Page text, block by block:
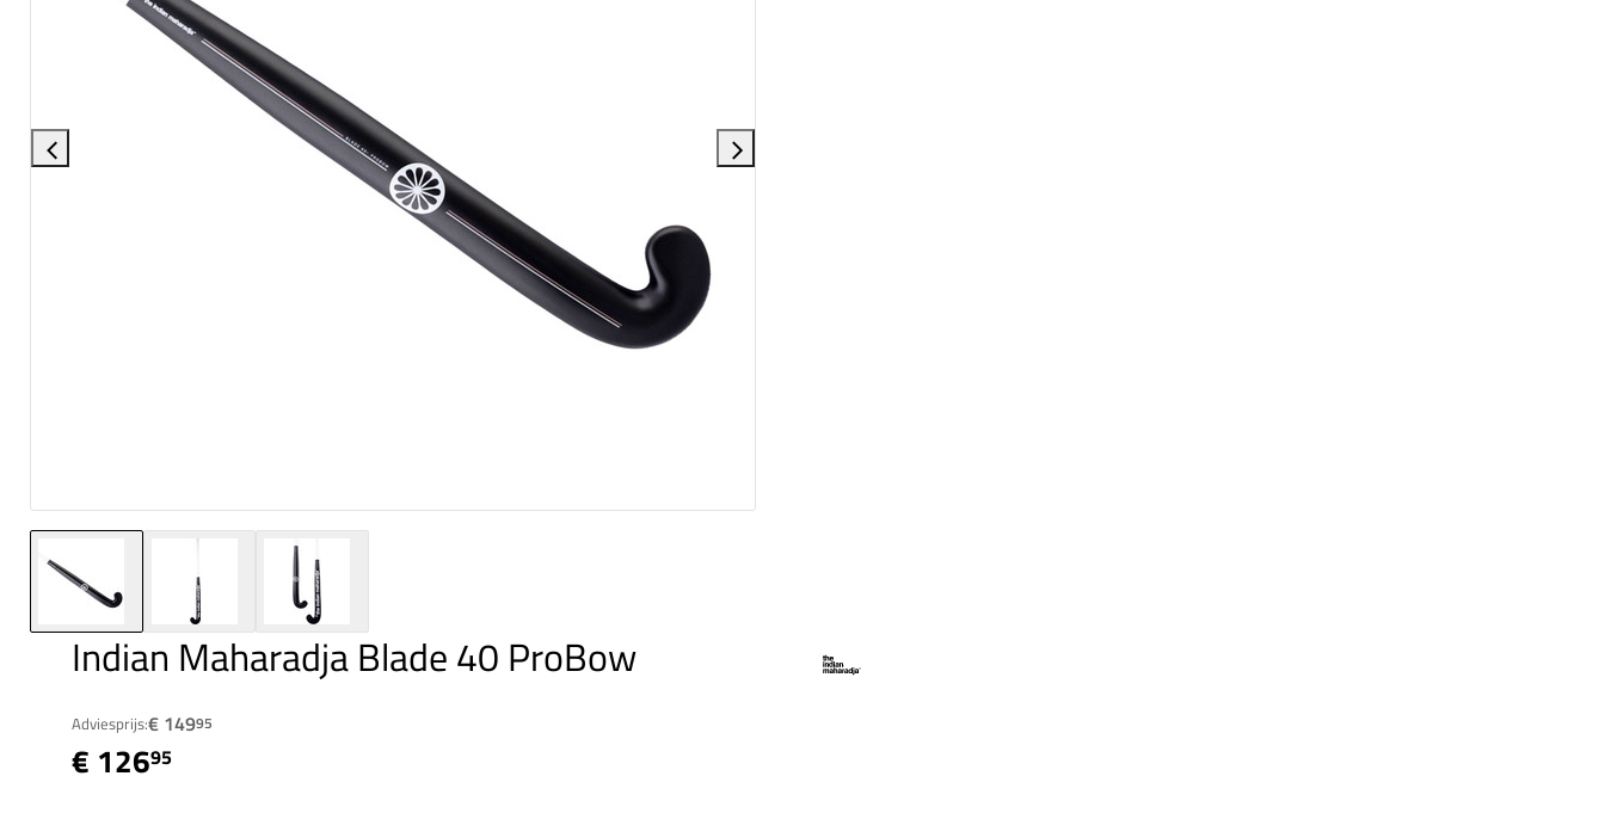
Indian Maharadja Blade 40 ProBow
Adviesprijs:€ 14995
€ 12695